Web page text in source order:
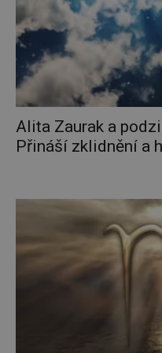
Alita Zaurak a
Přináší zklidnění a